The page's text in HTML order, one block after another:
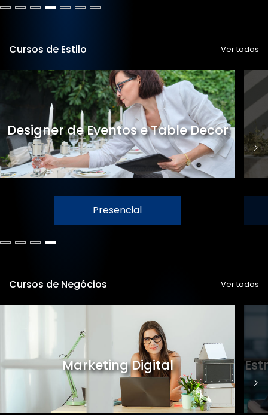
Cursos de Estilo Ver todos
Designer de Eventos e Table Decor
Presencial
Cursos de Negócios Ver todos
Marketing Digital